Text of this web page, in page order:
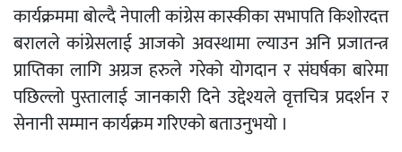
कार्यक्रममा बोल्दै नेपाली कांग्रेस कास्कीका सभापति किशोरदत्त
बरालले कांग्रेसलाई आजको अवस्थामा ल्याउन अनि प्रजातन्त्र
प्राप्तिका लागि अग्रज हरुले गरेको योगदान र संघर्षका बारेमा
पछिल्लो पुस्तालाई जानकारी दिने उद्देश्यले वृत्तचित्र प्रदर्शन र
सेनानी सम्मान कार्यक्रम गरिएको बताउनुभयो ।